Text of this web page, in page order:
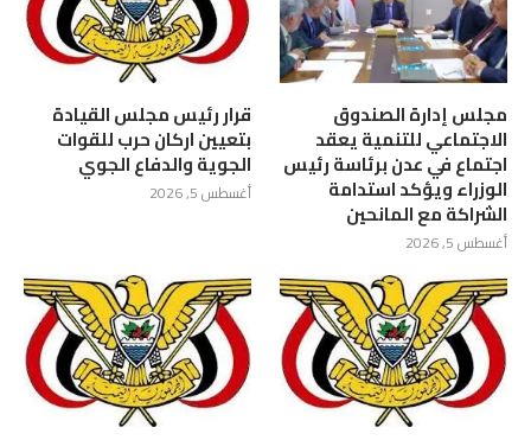
مجلس إدارة الصندوق
الاجتماعي للتنمية يعقد
اجتماع في عدن برئاسة رئيس
الوزراء ويؤكد استدامة
الشراكة مع المانحين
أغسطس 5, 2026
قرار رئيس مجلس القيادة
بتعيين اركان حرب للقوات
الجوية والدفاع الجوي
أغسطس 5, 2026